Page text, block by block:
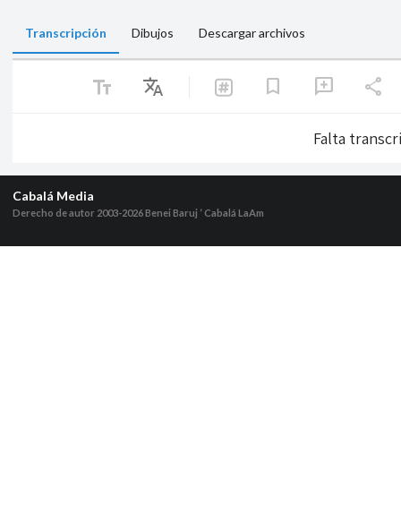
Transcripción Dibujos Descargar archivos
text_fields Translate bookmark add_comment share
Falta
Cabalá Media
Derecho de autor 2003-2026Benei Baruj ‘ Cabalá LaAm